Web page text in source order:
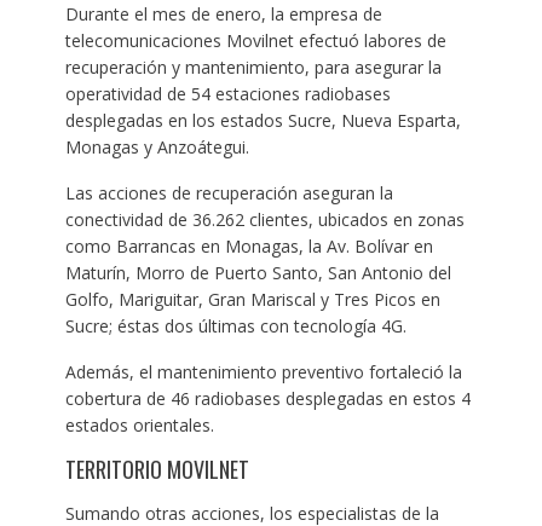
Durante el mes de enero, la empresa de
telecomunicaciones Movilnet efectuó labores de
recuperación y mantenimiento, para asegurar la
operatividad de 54 estaciones radiobases
desplegadas en los estados Sucre, Nueva Esparta,
Monagas y Anzoátegui.
Las acciones de recuperación aseguran la
conectividad de 36.262 clientes, ubicados en zonas
como Barrancas en Monagas, la Av. Bolívar en
Maturín, Morro de Puerto Santo, San Antonio del
Golfo, Mariguitar, Gran Mariscal y Tres Picos en
Sucre; éstas dos últimas con tecnología 4G.
Además, el mantenimiento preventivo fortaleció la
cobertura de 46 radiobases desplegadas en estos 4
estados orientales.
TERRITORIO MOVILNET
Sumando otras acciones, los especialistas de la